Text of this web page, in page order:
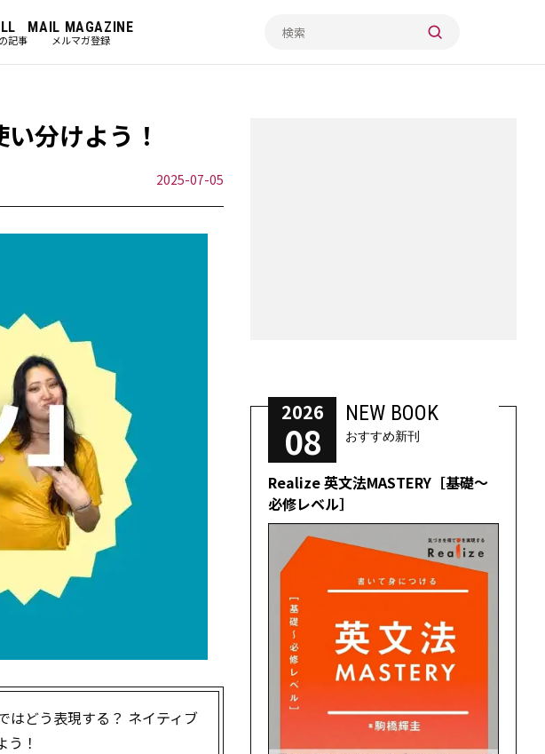
記事
MAIL MAGAZINE
メルマガ登録
分けよう！
2025-07-05
はどう表現する？ ネイティブ
！
2026
08
NEW BOOK
おすすめ新刊
Realize 英文法MASTERY［基礎～
必修レベル］